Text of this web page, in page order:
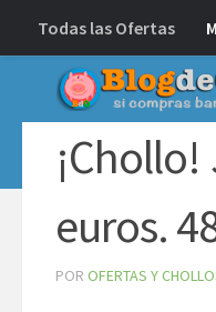
Debajo del contenido
Todas las Ofertas
euros.
POR OFERTAS Y